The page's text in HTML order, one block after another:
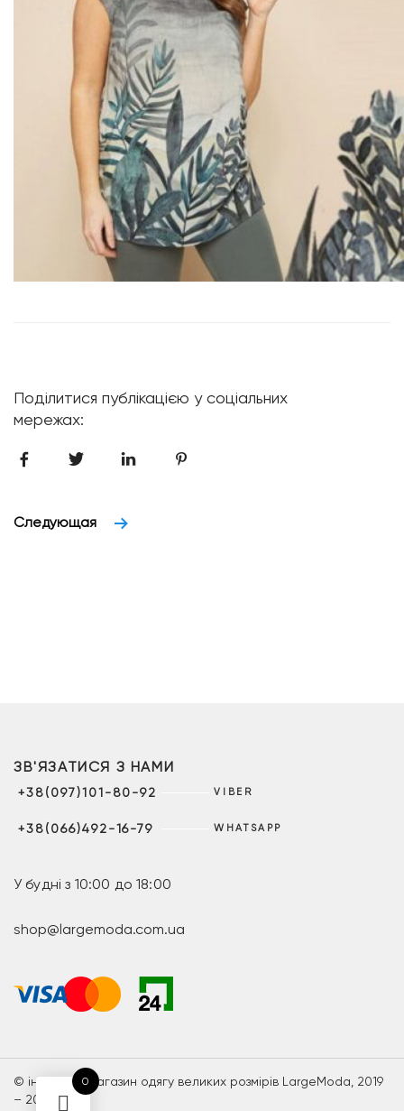
Поділитися публікацією у соціальних
мережах:
Следующая
ЗВ'ЯЗАТИСЯ З НАМИ
+38(097)101-80-92 VIBER
+38(066)492-16-79 WHATSAPP
У будні з 10:00 до 18:00
shop@largemoda.com.ua
© інтернет-магазин одягу великих розмірів LargeModa, 2019
– 2026
0